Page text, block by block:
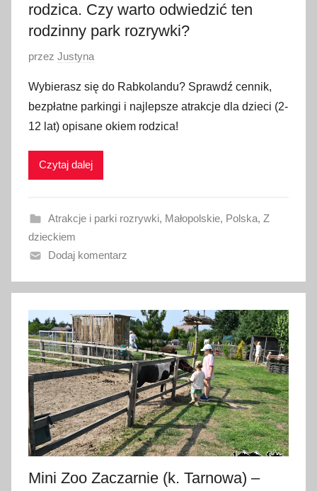
rodzica. Czy warto odwiedzić ten
rodzinny park rozrywki?
O
u
b
l
i
a
n
o
1
c
z
e
r
w
c
2
2
przez Justyna
Wybierasz się do Rabkolandu? Sprawdź cennik,
bezpłatne parkingi i najlepsze atrakcje dla dzieci (2-
12 lat) opisane okiem rodzica!
Czytaj dalej
Atrakcje i parki rozrywki, Małopolskie, Polska, Z
dzieckiem
Dodaj komentarz
Mini Zoo Zaczarnie (k. Tarnowa) –